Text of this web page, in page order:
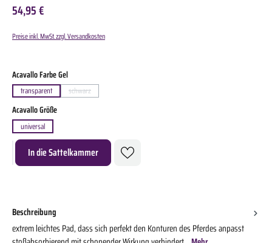
54,95 €
Preise inkl. MwSt. zzgl. Versandkosten
Acavallo Farbe Gelauswählen
transparent schwarz(Diese Option ist zurzeit nicht verfügbar.)
Acavallo Größeauswählen
universal
Produkt Anzahl: Gib den gewünschten Wert ein oder benutze die Schaltflächen um die
In die Sattelkammer
Beschreibung
extrem leichtes Pad, dass sich perfekt den Konturen des Pferdes anpasst